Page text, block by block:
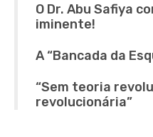
O Dr. Abu Safiya
iminente!
A “Bancada da
“Sem teoria
revolucionária”